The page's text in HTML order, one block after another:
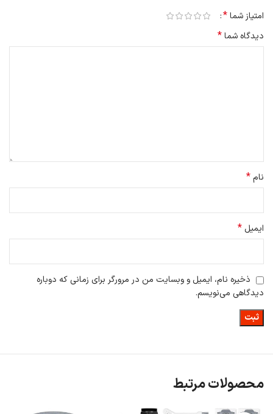
امتیاز شما*
دیدگاه شما*
نام*
ایمیل *
ذخیره نام، ایمیل و وبسایت من در مرورگر برای زمانی که دوباره
دیدگاهی می‌نویسم.
محصولات مرتبط